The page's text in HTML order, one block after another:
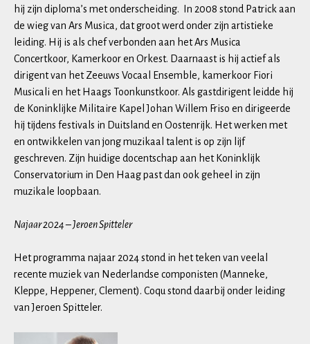
hij zijn diploma’s met onderscheiding. In 2008 stond Patrick aan
de wieg van Ars Musica, dat groot werd onder zijn artistieke
leiding. Hij is als chef verbonden aan het Ars Musica
Concertkoor, Kamerkoor en Orkest. Daarnaast is hij actief als
dirigent van het Zeeuws Vocaal Ensemble, kamerkoor Fiori
Musicali en het Haags Toonkunstkoor. Als gastdirigent leidde hij
de Koninklijke Militaire Kapel Johan Willem Friso en dirigeerde
hij tijdens festivals in Duitsland en Oostenrijk. Het werken met
en ontwikkelen van jong muzikaal talent is op zijn lijf
geschreven. Zijn huidige docentschap aan het Koninklijk
Conservatorium in Den Haag past dan ook geheel in zijn
muzikale loopbaan.
Najaar 2024 – Jeroen Spitteler
Het programma najaar 2024 stond in het teken van veelal
recente muziek van Nederlandse componisten (Manneke,
Kleppe, Heppener, Clement). Coqu stond daarbij onder leiding
van Jeroen Spitteler.